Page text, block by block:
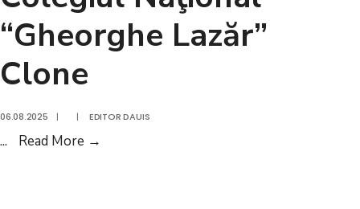
“Gheorghe Lazăr”
Clone
06.08.2025 | | EDITOR DAUIS
... Read More →